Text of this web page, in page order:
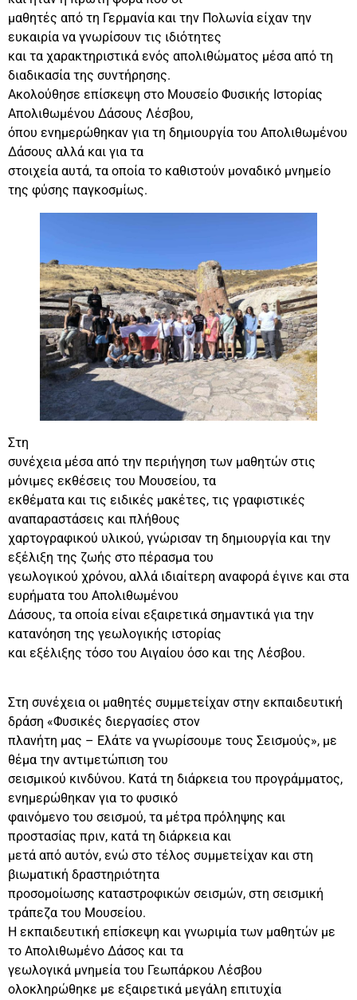
μαθητές από τη Γερμανία και την Πολωνία είχαν την
ευκαιρία να γνωρίσουν τις ιδιότητες
και τα χαρακτηριστικά ενός απολιθώματος μέσα από τη
διαδικασία της συντήρησης.
Ακολούθησε επίσκεψη στο Μουσείο Φυσικής Ιστορίας
Απολιθωμένου Δάσους Λέσβου,
όπου ενημερώθηκαν για τη δημιουργία του Απολιθωμένου
Δάσους αλλά και για τα
στοιχεία αυτά, τα οποία το καθιστούν μοναδικό μνημείο
της φύσης παγκοσμίως.
Στη
συνέχεια μέσα από την περιήγηση των μαθητών στις
μόνιμες εκθέσεις του Μουσείου, τα
εκθέματα και τις ειδικές μακέτες, τις γραφιστικές
αναπαραστάσεις και πλήθους
χαρτογραφικού υλικού, γνώρισαν τη δημιουργία και την
εξέλιξη της ζωής στο πέρασμα του
γεωλογικού χρόνου, αλλά ιδιαίτερη αναφορά έγινε και στα
ευρήματα του Απολιθωμένου
Δάσους, τα οποία είναι εξαιρετικά σημαντικά για την
κατανόηση της γεωλογικής ιστορίας
και εξέλιξης τόσο του Αιγαίου όσο και της Λέσβου.
Στη συνέχεια οι μαθητές συμμετείχαν στην εκπαιδευτική
δράση «Φυσικές διεργασίες στον
πλανήτη μας – Ελάτε να γνωρίσουμε τους Σεισμούς», με
θέμα την αντιμετώπιση του
σεισμικού κινδύνου. Κατά τη διάρκεια του προγράμματος,
ενημερώθηκαν για το φυσικό
φαινόμενο του σεισμού, τα μέτρα πρόληψης και
προστασίας πριν, κατά τη διάρκεια και
μετά από αυτόν, ενώ στο τέλος συμμετείχαν και στη
βιωματική δραστηριότητα
προσομοίωσης καταστροφικών σεισμών, στη σεισμική
τράπεζα του Μουσείου.
Η εκπαιδευτική επίσκεψη και γνωριμία των μαθητών με
το Απολιθωμένο Δάσος και τα
γεωλογικά μνημεία του Γεωπάρκου Λέσβου
ολοκληρώθηκε με εξαιρετικά μεγάλη επιτυχία